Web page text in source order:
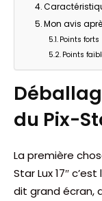
Mon avis
Points forts
Points
du Pix-
La première
Star Lux 17″
dit grand écran,